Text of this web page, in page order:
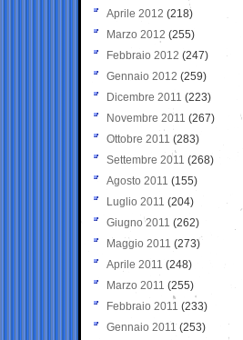
Aprile 2012 (218)
Marzo 2012 (255)
Febbraio 2012 (247)
Gennaio 2012 (259)
Dicembre 2011 (223)
Novembre 2011 (267)
Ottobre 2011 (283)
Settembre 2011 (268)
Agosto 2011 (155)
Luglio 2011 (204)
Giugno 2011 (262)
Maggio 2011 (273)
Aprile 2011 (248)
Marzo 2011 (255)
Febbraio 2011 (233)
Gennaio 2011 (253)